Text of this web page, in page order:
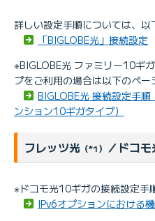
詳しい設定手順については、以
「BIGLOBE光」接続設定
※BIGLOBE光 ファミリー10ギ
プをご利用の場合は以下のペー
BIGLOBE光 接続設定手
ンション10ギガタイプ）
フレッツ光 （*1） ／ドコ
※ドコモ光10ギガの接続設定手
IPv6オプションにおける